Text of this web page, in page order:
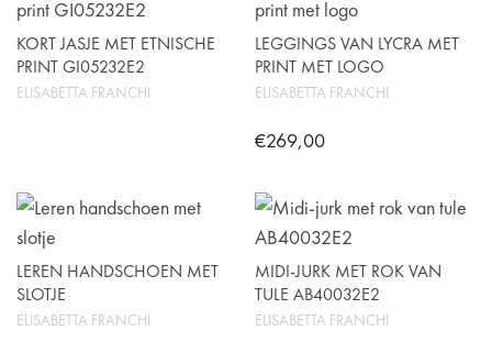
op
de
productpagina
variaties.
Deze
optie
kan
op
productpagina
meerdere
variaties.
Deze
kan
worden
op
de
productpagina
KORT JASJE MET ETNISCHE
PRINT GI05232E2
ELISABETTA FRANCHI
LEGGINGS VAN LYCRA MET
PRINT MET LOGO
ELISABETTA FRANCHI
€269,00
product
heeft
meerdere
variaties.
Deze
LEREN HANDSCHOEN MET
SLOTJE
ELISABETTA FRANCHI
MIDI-JURK MET ROK VAN
TULE AB40032E2
ELISABETTA FRANCHI